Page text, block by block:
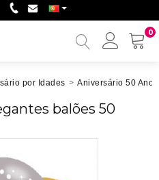
0
Minha
por Idades > Aniversário 50 Anos
balões 50